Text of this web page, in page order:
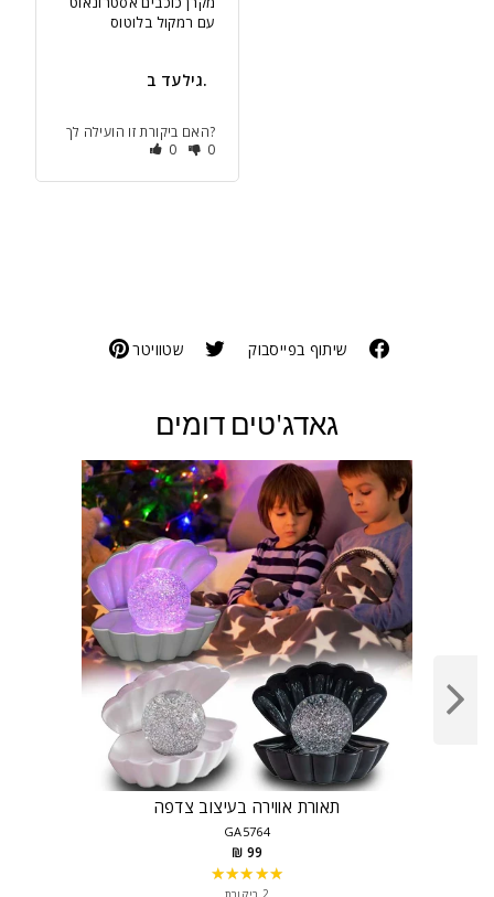
עם רמקול בלוטוס
גילעד ב.
האם ביקורת זו הועילה לך?
0
0
שיתוף בפייסבוק שטוויטר
גאדג'טים דומים
תאורת אווירה בעיצוב צדפה
GA5764
99 ₪
★★★★★
2 ביקורת